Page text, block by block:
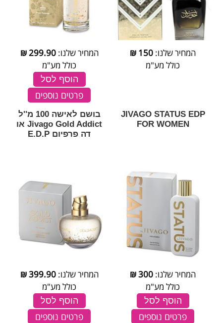
המחיר שלנו: 150
₪
כולל מע"מ
המחיר שלנו:299.90
₪
כולל מע"מ
הוסף לסל
פרטים נוספים
JIVAGO STATUS EDP
FOR WOMEN
המחיר שלנו: 300
₪
כולל מע"מ
הוסף לסל
פרטים נוספים
בושם לאישה 100 מ''ל
Jivago Gold Addict או
דה פרפיום E.D.P
המחיר שלנו:399.90
₪
כולל מע"מ
הוסף לסל
פרטים נוספים